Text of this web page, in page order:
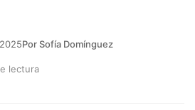
Por Sofía Domínguez
lectura